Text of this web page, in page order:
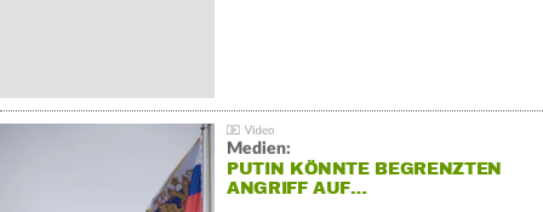
Medien:
PUTIN KÖNNTE BEGRENZTEN
ANGRIFF AUF…